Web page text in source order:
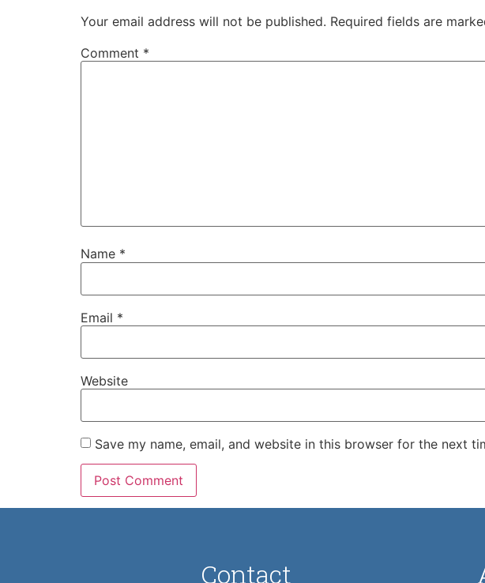
Your email address will not be published. Required fields are
Comment *
Name *
Email *
Website
Save my name, email, and website in this browser for the next
Contact